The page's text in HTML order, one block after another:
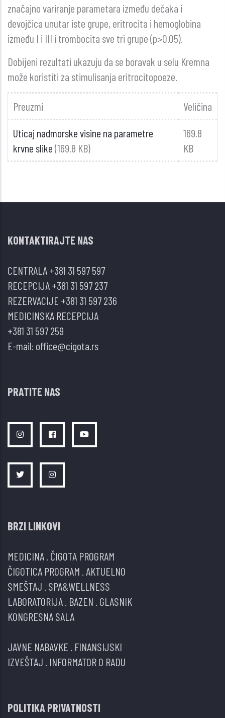
značajno variranje parametara između dečaka i
devojčica unutar iste grupe, eritrocita i hemoglobina
između I i III i trombocita sve tri grupe (p>0.05).
Dobijeni rezultati ukazuju da se boravak u selu Kremna
može koristiti za stimulisanja eritrocitopoeze.
Preuzmi Veličina
Uticaj nadmorske visine na parametre
krvne slike(169.8 KB)
169.8
KB
KONTAKTIRAJTE NAS
CENTRALA+381 31 597 597
RECEPCIJA+381 31 597 237
REZERVACIJE +381 31 597 236
MEDICINSKA RECEPCIJA
+381 31 597 259
E-mail: office@cigota.rs
PRATITE NAS
BRZI LINKOVI
MEDICINA ČIGOTA PROGRAM
ČIGOTICA PROGRAM AKTUELNO
SMEŠTAJ SPA&WELLNESS
LABORATORIJA BAZEN GLASNIK
KONGRESNA SALA
JAVNE NABAVKE FINANSIJSKI
IZVEŠTAJ INFORMATOR O RADU
POLITIKA PRIVATNOSTI